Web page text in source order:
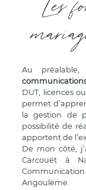
Les
Au
DUT, licences
permet
la gestion de
possibilité de
apportent de
De mon côté,
Carcouët à
Angoulème.